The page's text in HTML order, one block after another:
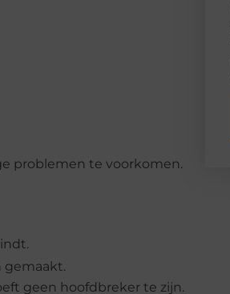
problemen te voorkomen.
gemaakt.
geen hoofdbreker te zijn.